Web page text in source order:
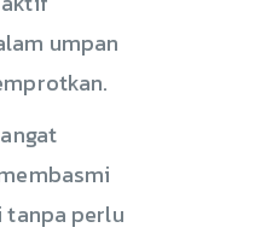
umpan
tanpa perlu